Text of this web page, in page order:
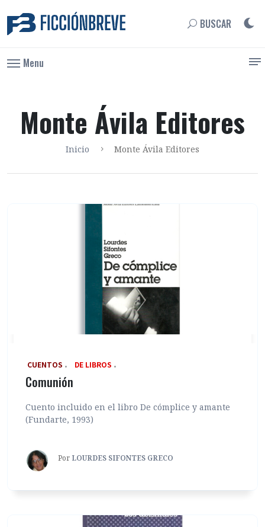
BUSCAR
Menu
Monte Ávila Editores
Inicio Monte Ávila Editores
‎ CUENTOS DE LIBROS
Comunión
Cuento incluido en el libro De cómplice y amante
(Fundarte, 1993)
Por LOURDES SIFONTES GRECO